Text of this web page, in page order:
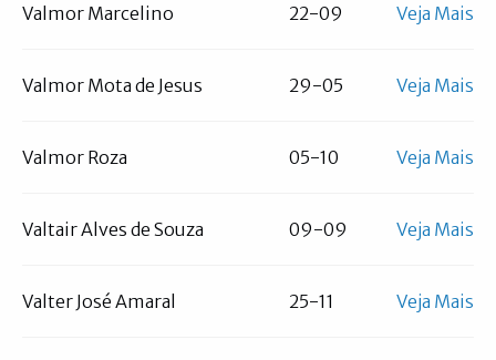
Valmor Marcelino 22-09 Veja Mais
Valmor Mota de Jesus 29-05 Veja Mais
Valmor Roza 05-10 Veja Mais
Valtair Alves de Souza 09-09 Veja Mais
Valter José Amaral 25-11 Veja Mais